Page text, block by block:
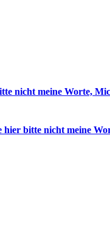
nicht meine Worte,
hier bitte nicht meine